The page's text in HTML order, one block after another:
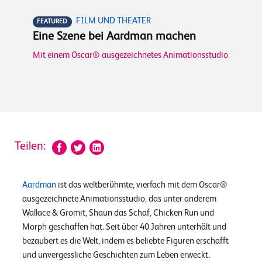
FEATURED FILM UND THEATER
Eine Szene bei Aardman machen
Mit einem Oscar® ausgezeichnetes Animationsstudio
Teilen:
Aardman ist das weltberühmte, vierfach mit dem Oscar®
ausgezeichnete Animationsstudio, das unter anderem
Wallace & Gromit, Shaun das Schaf, Chicken Run und
Morph geschaffen hat. Seit über 40 Jahren unterhält und
bezaubert es die Welt, indem es beliebte Figuren erschafft
und unvergessliche Geschichten zum Leben erweckt.